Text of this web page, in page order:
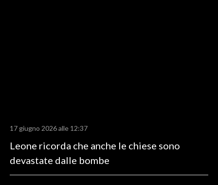
RISULTATI E CLASSIFICHE
CALCIO
CALCIO REGIONALE
BASKET
17 giugno 2026 alle 12:37
Leone ricorda che anche le chiese sono
devastate dalle bombe